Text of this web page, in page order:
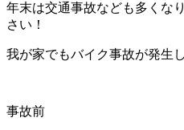
年末は交通事故なども多くな
さい！
我が家でもバイク事故が発生
事故前